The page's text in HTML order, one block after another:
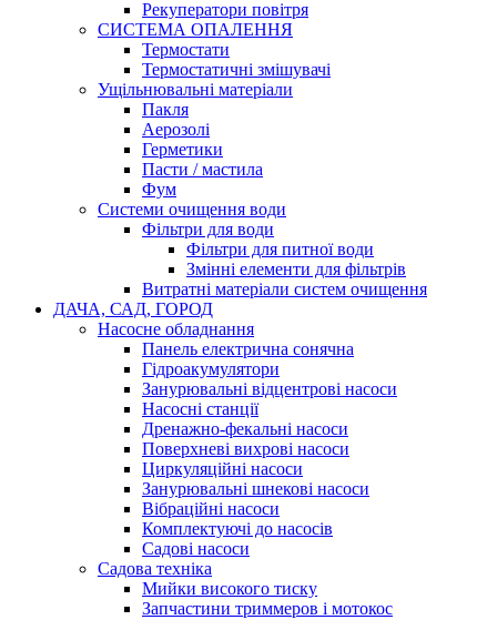
Рекуператори повітря
СИСТЕМА ОПАЛЕННЯ
Термостати
Термостатичні змішувачі
Ущільнювальні матеріали
Пакля
Аерозолі
Герметики
Пасти / мастила
Фум
Системи очищення води
Фільтри для води
Фільтри для питної води
Змінні елементи для фільтрів
Витратні матеріали систем очищення
ДАЧА, САД, ГОРОД
Насосне обладнання
Панель електрична сонячна
Гідроакумулятори
Занурювальні відцентрові насоси
Насосні станції
Дренажно-фекальні насоси
Поверхневі вихрові насоси
Циркуляційні насоси
Занурювальні шнекові насоси
Вібраційні насоси
Комплектуючі до насосів
Cадові насоси
Садова техніка
Мийки високого тиску
Запчастини триммеров і мотокос